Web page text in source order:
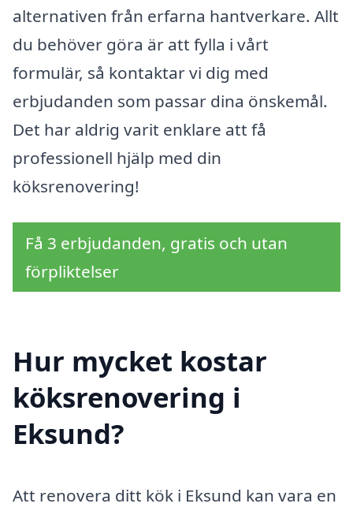
alternativen från erfarna hantverkare. Allt
du behöver göra är att fylla i vårt
formulär, så kontaktar vi dig med
erbjudanden som passar dina önskemål.
Det har aldrig varit enklare att få
professionell hjälp med din
köksrenovering!
Få 3 erbjudanden, gratis och utan
förpliktelser
Hur mycket kostar
köksrenovering i
Eksund?
Att renovera ditt kök i Eksund kan vara en